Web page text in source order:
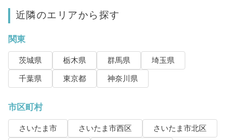
近隣のエリアから探す
関東
茨城県 栃木県 群馬県
埼玉県
千葉県
東京都 神奈川県
市区町村
さいたま市 さいたま市西区
さいたま市北区